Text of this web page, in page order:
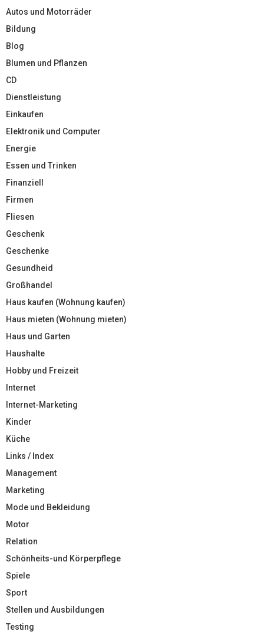
Autos und Motorräder
Bildung
Blog
Blumen und Pflanzen
CD
Dienstleistung
Einkaufen
Elektronik und Computer
Energie
Essen und Trinken
Finanziell
Firmen
Fliesen
Geschenk
Geschenke
Gesundheid
Großhandel
Haus kaufen (Wohnung kaufen)
Haus mieten (Wohnung mieten)
Haus und Garten
Haushalte
Hobby und Freizeit
Internet
Internet-Marketing
Kinder
Küche
Links / Index
Management
Marketing
Mode und Bekleidung
Motor
Relation
Schönheits-und Körperpflege
Spiele
Sport
Stellen und Ausbildungen
Testing